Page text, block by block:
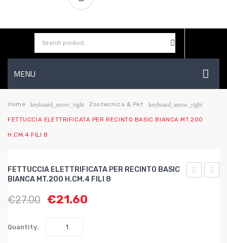
MENU
HOME
AZIENDA
WISHLIST
Home keyboard_arrow_right Zootecnica & Pet keyboard_arrow_right
FETTUCCIA ELETTRIFICATA PER RECINTO BASIC BIANCA MT.200
H.CM.4 FILI 8
FETTUCCIA ELETTRIFICATA PER RECINTO BASIC
BIANCA MT.200 H.CM.4 FILI 8
€27.00 €21.60
Quantity: